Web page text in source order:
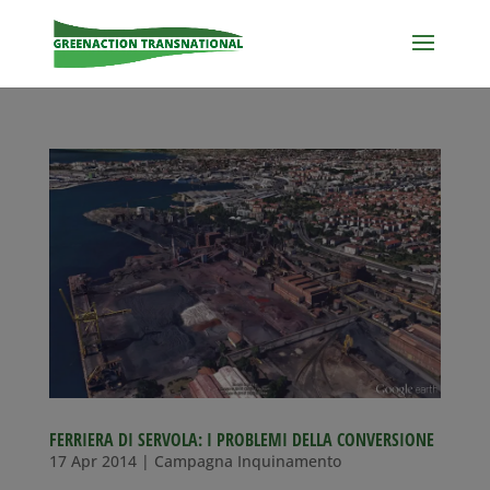
FERRIERA DI SERVOLA: I PROBLEMI DELLA CONVERSIONE
17 Apr 2014| Campagna Inquinamento